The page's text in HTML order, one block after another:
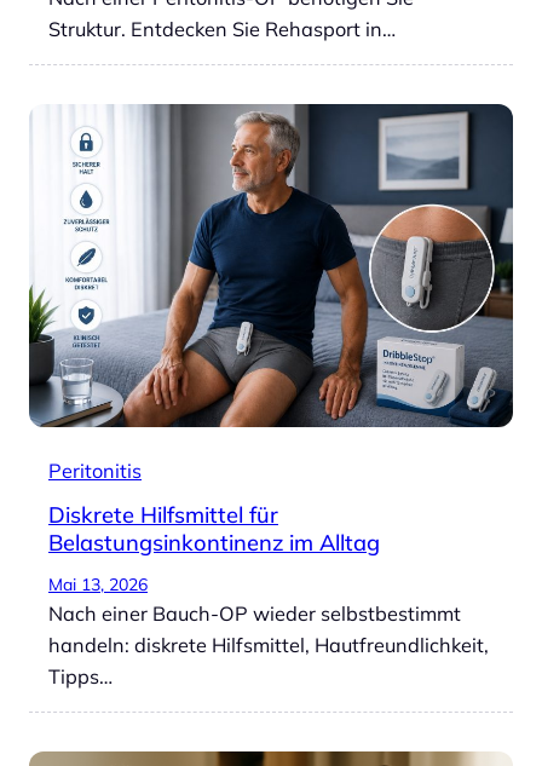
Struktur. Entdecken Sie Rehasport in…
Peritonitis
Diskrete Hilfsmittel für
Belastungsinkontinenz im Alltag
Mai 13, 2026
Nach einer Bauch-OP wieder selbstbestimmt
handeln: diskrete Hilfsmittel, Hautfreundlichkeit,
Tipps…